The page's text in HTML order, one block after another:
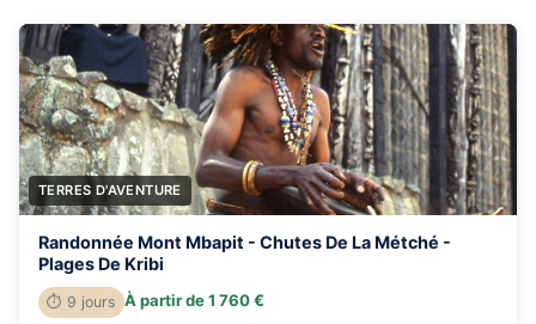
TERRES D'AVENTURE
Randonnée Mont Mbapit - Chutes De La Métché -
Plages De Kribi
⏱ 9 jours À partir de 1 760 €